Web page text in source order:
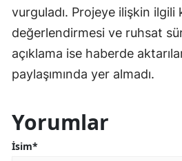
vurguladı. Projeye ilişkin ilgili
değerlendirmesi ve ruhsat
açıklama ise haberde
paylaşımında yer almadı.
Yorumlar
İsim*